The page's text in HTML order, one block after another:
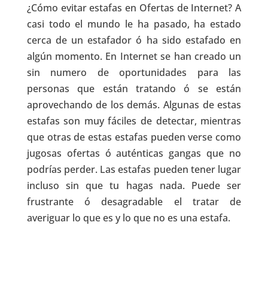
¿Cómo evitar estafas en Ofertas de Internet? A
casi todo el mundo le ha pasado, ha estado
cerca de un estafador ó ha sido estafado en
algún momento. En Internet se han creado un
sin numero de oportunidades para las
personas que están tratando ó se están
aprovechando de los demás. Algunas de estas
estafas son muy fáciles de detectar, mientras
que otras de estas estafas pueden verse como
jugosas ofertas ó auténticas gangas que no
podrías perder. Las estafas pueden tener lugar
incluso sin que tu hagas nada. Puede ser
frustrante ó desagradable el tratar de
averiguar lo que es y lo que no es una estafa.